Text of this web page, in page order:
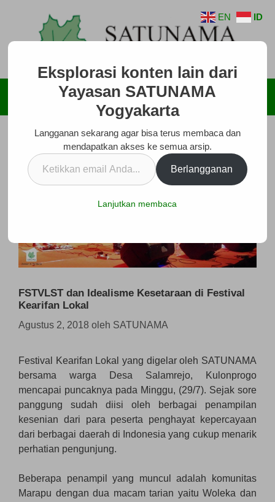
Menu
FSTVLST dan Idealisme Kesetaraan di Festival
Kearifan Lokal
Agustus 2, 2018 oleh SATUNAMA
Festival Kearifan Lokal yang digelar oleh SATUNAMA
bersama warga Desa Salamrejo, Kulonprogo
mencapai puncaknya pada Minggu, (29/7). Sejak sore
panggung sudah diisi oleh berbagai penampilan
kesenian dari para peserta penghayat kepercayaan
dari berbagai daerah di Indonesia yang cukup menarik
perhatian pengunjung.
Beberapa penampil yang muncul adalah komunitas
Marapu dengan dua macam tarian yaitu Woleka dan
EN ID
Eksplorasi konten lain dari
Yayasan SATUNAMA
Yogyakarta
Langganan sekarang agar bisa terus membaca dan
mendapatkan akses ke semua arsip.
Ketikkan
email
Berlangganan
Lanjutkan membaca